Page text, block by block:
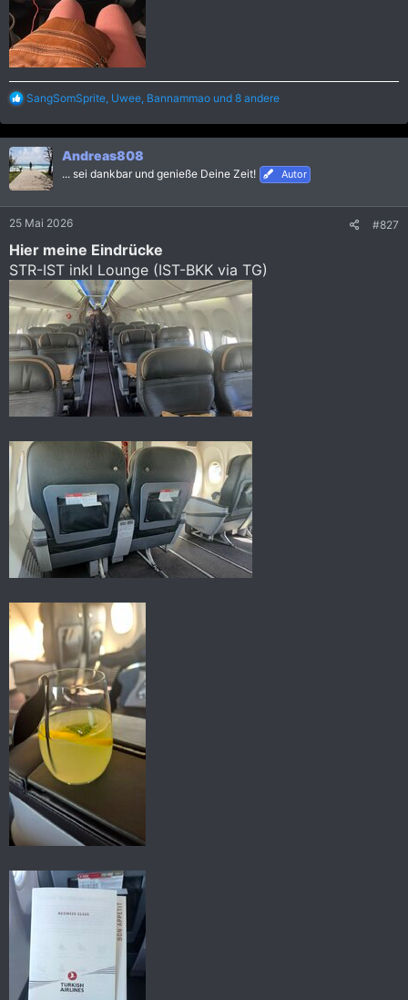
R
a
k
t
i
o
n
SangSomSprite Uwee Bannammao und 8 andere
Andreas808
... sei dankbar und genieße Deine Zeit! Autor
25 Mai 2026 #827
Hier meine Eindrücke
STR-IST inkl Lounge (IST-BKK via TG)